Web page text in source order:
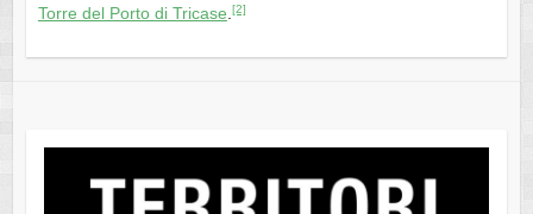
Torre del Porto di Tricase [2]